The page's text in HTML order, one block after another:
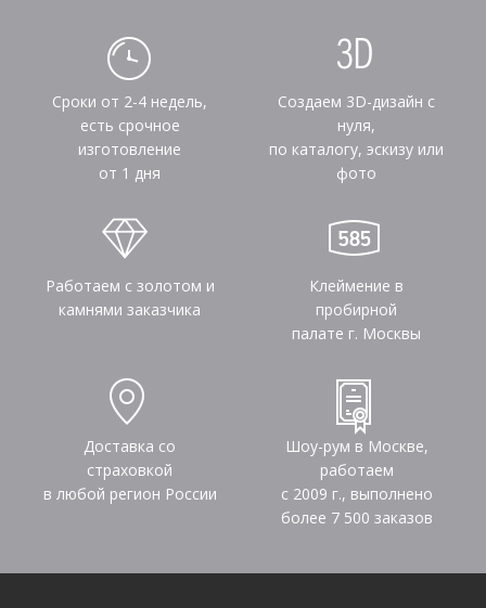
Сроки от 2-4 недель,
есть срочное
изготовление
от 1 дня
Создаем 3D-дизайн с
нуля,
по каталогу, эскизу или
фото
Работаем с золотом и
камнями заказчика
Клеймение в
пробирной
палате г. Москвы
Доставка со
страховкой
в любой регион России
Шоу-рум в Москве,
работаем
с 2009 г., выполнено
более 7 500 заказов